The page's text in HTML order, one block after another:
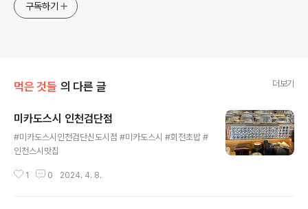
구독하기
먹은 것들 의 다른 글 더보기
미카도스시 인천검단점
#미카도스시인천검단신도시점 #미카도스시 #회전초밥 #
인천스시맛집
1 0 2024. 4. 8.